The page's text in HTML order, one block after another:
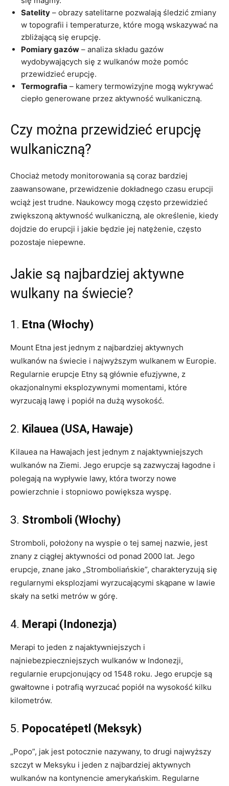
Satelity – obrazy satelitarne pozwalają śledzić zmiany
w topografii i temperaturze, które mogą wskazywać na
zbliżającą się erupcję.
Pomiary gazów – analiza składu gazów
wydobywających się z wulkanów może pomóc
przewidzieć erupcję.
Termografia – kamery termowizyjne mogą wykrywać
ciepło generowane przez aktywność wulkaniczną.
Czy można przewidzieć erupcję
wulkaniczną?
Chociaż metody monitorowania są coraz bardziej
zaawansowane, przewidzenie dokładnego czasu erupcji
wciąż jest trudne. Naukowcy mogą często przewidzieć
zwiększoną aktywność wulkaniczną, ale określenie, kiedy
dojdzie do erupcji i jakie będzie jej natężenie, często
pozostaje niepewne.
Jakie są najbardziej aktywne
wulkany na świecie?
1. Etna (Włochy)
Mount Etna jest jednym z najbardziej aktywnych
wulkanów na świecie i najwyższym wulkanem w Europie.
Regularnie erupcje Etny są głównie efuzjywne, z
okazjonalnymi eksplozywnymi momentami, które
wyrzucają lawę i popiół na dużą wysokość.
2. Kilauea (USA, Hawaje)
Kilauea na Hawajach jest jednym z najaktywniejszych
wulkanów na Ziemi. Jego erupcje są zazwyczaj łagodne i
polegają na wypływie lawy, która tworzy nowe
powierzchnie i stopniowo powiększa wyspę.
3. Stromboli (Włochy)
Stromboli, położony na wyspie o tej samej nazwie, jest
znany z ciągłej aktywności od ponad 2000 lat. Jego
erupcje, znane jako „Stromboliańskie”, charakteryzują się
regularnymi eksplozjami wyrzucającymi skąpane w lawie
skały na setki metrów w górę.
4. Merapi (Indonezja)
Merapi to jeden z najaktywniejszych i
najniebezpieczniejszych wulkanów w Indonezji,
regularnie erupcjonujący od 1548 roku. Jego erupcje są
gwałtowne i potrafią wyrzucać popiół na wysokość kilku
kilometrów.
5. Popocatépetl (Meksyk)
„Popo”, jak jest potocznie nazywany, to drugi najwyższy
szczyt w Meksyku i jeden z najbardziej aktywnych
wulkanów na kontynencie amerykańskim. Regularne